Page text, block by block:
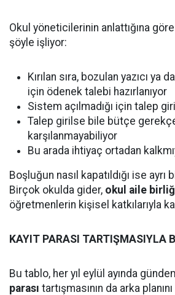
Okul yöneticilerinin anlattığına
şöyle işliyor:
Kırılan sıra, bozulan yazıcı ya
için ödenek talebi hazırlanıyor
Sistem açılmadığı için talep
Talep girilse bile bütçe
karşılanmayabiliyor
Bu arada ihtiyaç ortadan
Boşluğun nasıl kapatıldığı ise ayrı
Birçok okulda gider, okul aile
öğretmenlerin kişisel katkılarıyla
KAYIT PARASI TARTIŞMASIYLA
Bu tablo, her yıl eylül ayında
parası tartışmasının da arka